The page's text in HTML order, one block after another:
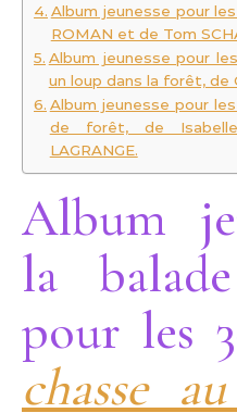
Album jeunesse pour
ROMAN et de Tom
Album jeunesse pour
un loup dans la forêt, de
Album jeunesse pour
de forêt, de
LAGRANGE.
Album
la
pour les
chasse